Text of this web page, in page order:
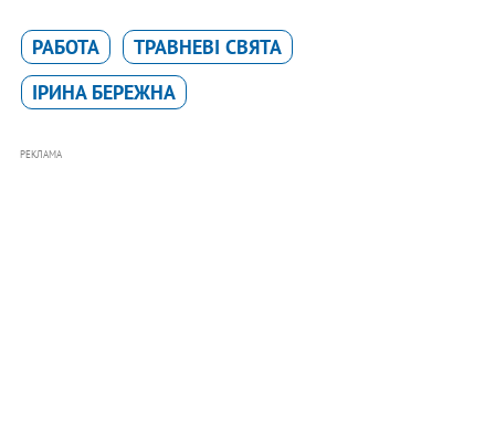
РАБОТА
ТРАВНЕВІ СВЯТА
ІРИНА БЕРЕЖНА
РЕКЛАМА